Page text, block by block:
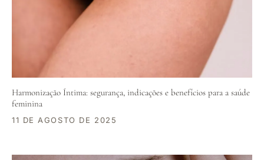
Harmonização Íntima: segurança, indicações e benefícios para a saúde
feminina
11 DE AGOSTO DE 2025